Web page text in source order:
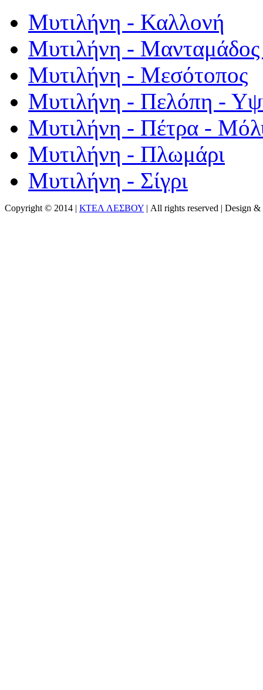
Μυτιλήνη - Καλλονή
Μυτιλήνη - Μανταμάδος
Μυτιλήνη - Μεσότοπος
Μυτιλήνη - Πελόπη -
Μυτιλήνη - Πέτρα -
Μυτιλήνη - Πλωμάρι
Μυτιλήνη - Σίγρι
Copyright © 2014 | ΚΤΕΛ ΛΕΣΒΟΥ | All rights reserved | Design &